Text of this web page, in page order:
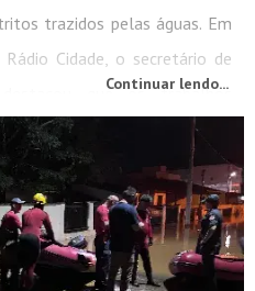
trazidos pelas águas. Em
Cidade, o secretário de
que os trabalhos
Continuar lendo...